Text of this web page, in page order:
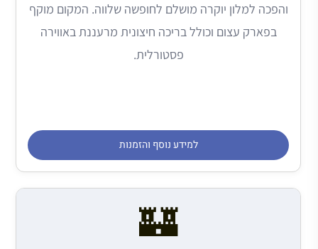
והפכה למלון יוקרה מושלם לחופשה שלווה. המקום מוקף
בפארק עצום וכולל בריכה חיצונית מרעננת באווירה
פסטורלית.
למידע נוסף והזמנות
🏰